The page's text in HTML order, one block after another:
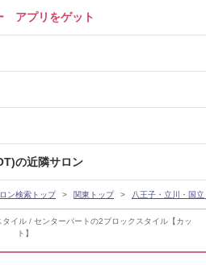
イル / センターパートの2ブロックスタイル【カッ
ト】
アプリをゲット
の近隣サロン
ン検索トップ 関東トップ 八王子・立川・国